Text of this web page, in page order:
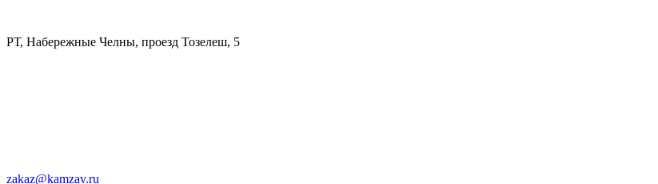
РТ, Набережные Челны, проезд Тозелеш, 5
zakaz@kamzav.ru